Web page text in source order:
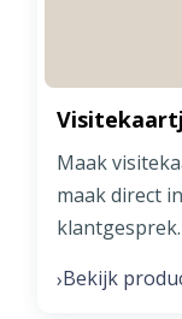
Maak
maak direct
klantgesprek.
›Bekijk